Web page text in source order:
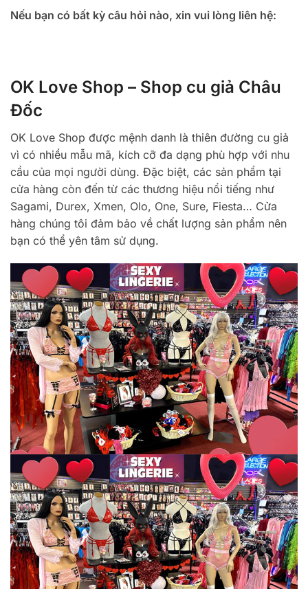
Nếu bạn có bất kỳ câu hỏi nào, xin vui lòng liên hệ:
OK Love Shop – Shop cu giả Châu
Đốc
OK Love Shop được mệnh danh là thiên đường cu giả
vì có nhiều mẫu mã, kích cỡ đa dạng phù hợp với nhu
cầu của mọi người dùng. Đặc biệt, các sản phẩm tại
cửa hàng còn đến từ các thương hiệu nổi tiếng như
Sagami, Durex, Xmen, Olo, One, Sure, Fiesta… Cửa
hàng chúng tôi đảm bảo về chất lượng sản phẩm nên
bạn có thể yên tâm sử dụng.